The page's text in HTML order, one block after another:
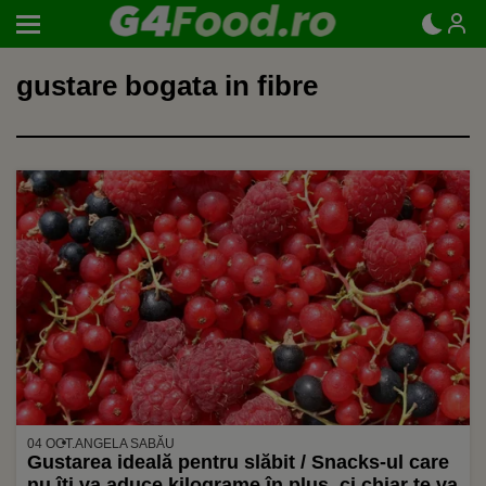
gustare bogata in fibre
04 OCT.ANGELA SABĂU
Gustarea ideală pentru slăbit / Snacks-ul care